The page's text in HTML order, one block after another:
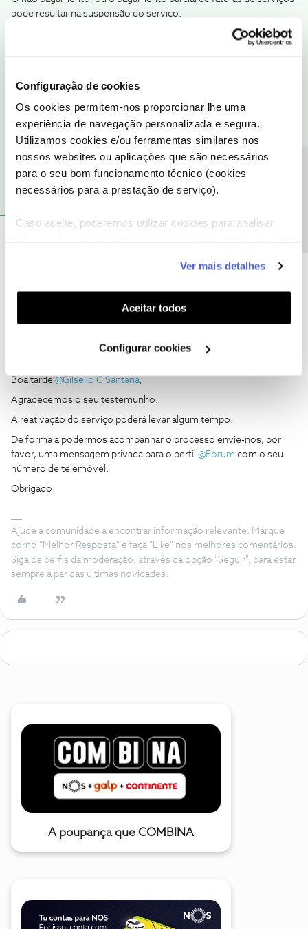
Configuração de cookies
Os cookies permitem-nos proporcionar lhe uma
experiência de navegação personalizada e segura.
Utilizamos cookies e/ou ferramentas similares nos
nossos websites ou aplicações que são necessários
para o seu bom funcionamento técnico (cookies
necessários para a prestação de serviço).
Caso aceite, poderemos utilizar cookies para analisar
funcionalidades (cookies de personalização e
funcionalidade) e adaptar anúncios aos seus interesses
(cookies de publicidade personalizada). Pode gerir a
utilização dos cookies clicando em "Configurar
Ver mais detalhes
Aceitar todos
Configurar cookies
pode resultar na suspensão do serviço.
De forma a reativar o mesmo apenas é necessário que liquide o
Ajude a comunidade a encontrar informação relevante. Marque
como "Melhor Resposta" e faça "Like" nos melhores comentários.
Siga os perfis da moderação, através da opção "Seguir", para estar
sempre a par das ultimas novidades.
Fiz o pagamento porém ainda continua sem sinal
Forum|Forum|2 years ago
Boa tarde @Gilselio C Santana,
Agradecemos o seu testemunho.
A reativação do serviço poderá levar algum tempo.
De forma a podermos acompanhar o processo envie-nos, por
favor, uma mensagem privada para o perfil @Fórum com o seu
número de telemóvel.
Obrigado
Ajude a comunidade a encontrar informação relevante. Marque
como "Melhor Resposta" e faça "Like" nos melhores comentários.
Siga os perfis da moderação, através da opção "Seguir", para estar
sempre a par das ultimas novidades.
A poupança que COMBINA